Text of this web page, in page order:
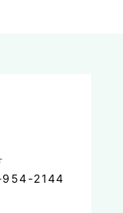
954-2144